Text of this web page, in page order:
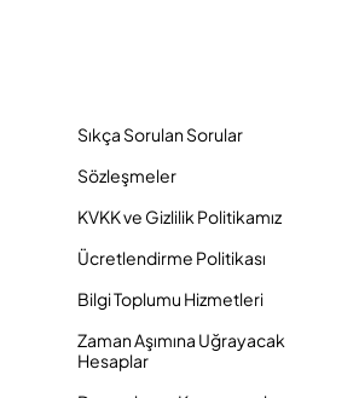
Sıkça Sorulan Sorular
Sözleşmeler
KVKK ve Gizlilik Politikamız
Ücretlendirme Politikası
Bilgi Toplumu Hizmetleri
Zaman Aşımına Uğrayacak
Hesaplar